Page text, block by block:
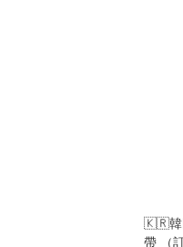
🇰🇷韓
帶 （